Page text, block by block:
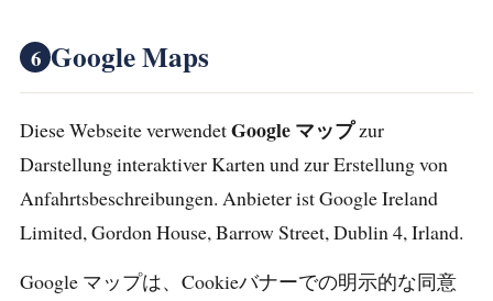
6 Google Maps
Diese Webseite verwendetGoogle マップzur
Darstellung interaktiver Karten und zur Erstellung von
Anfahrtsbeschreibungen. Anbieter ist Google Ireland
Limited, Gordon House, Barrow Street, Dublin 4, Irland.
Google マップは、Cookieバナーでの明示的な同意